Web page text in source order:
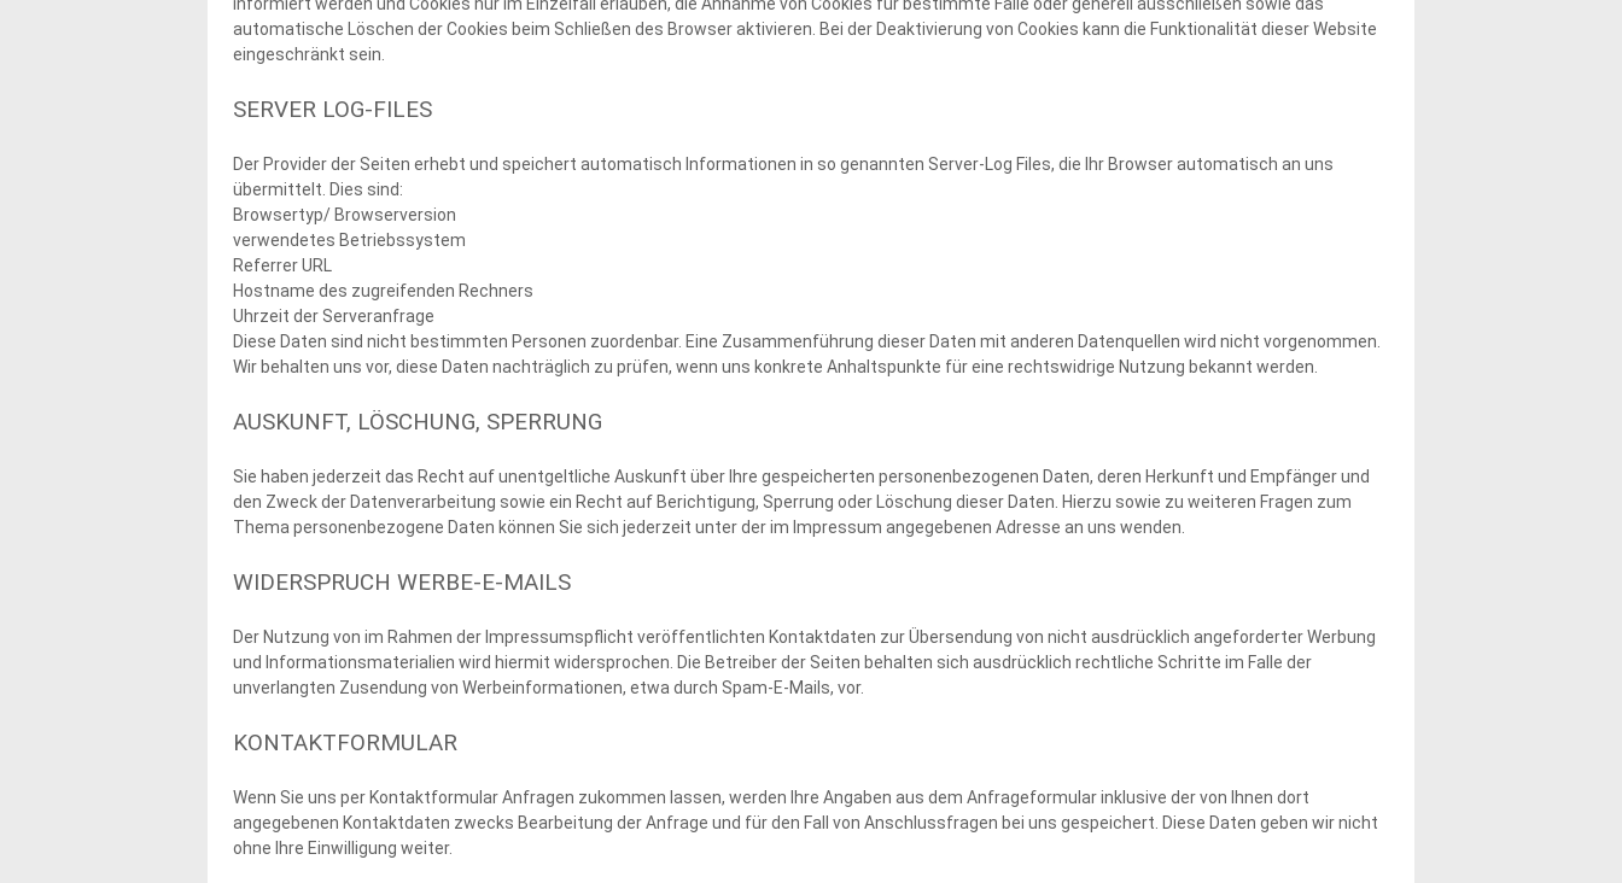
automatische Löschen der Cookies beim Schließen des Browser aktivieren. Bei der Deaktivierung von Cookies kann die Funktionalität dieser Website
eingeschränkt sein.
SERVER LOG-FILES
Der Provider der Seiten erhebt und speichert automatisch Informationen in so genannten Server-Log Files, die Ihr Browser automatisch an uns
übermittelt. Dies sind:
Browsertyp/ Browserversion
verwendetes Betriebssystem
Referrer URL
Hostname des zugreifenden Rechners
Uhrzeit der Serveranfrage
Diese Daten sind nicht bestimmten Personen zuordenbar. Eine Zusammenführung dieser Daten mit anderen Datenquellen wird nicht vorgenommen.
Wir behalten uns vor, diese Daten nachträglich zu prüfen, wenn uns konkrete Anhaltspunkte für eine rechtswidrige Nutzung bekannt werden.
AUSKUNFT, LÖSCHUNG, SPERRUNG
Sie haben jederzeit das Recht auf unentgeltliche Auskunft über Ihre gespeicherten personenbezogenen Daten, deren Herkunft und Empfänger und
den Zweck der Datenverarbeitung sowie ein Recht auf Berichtigung, Sperrung oder Löschung dieser Daten. Hierzu sowie zu weiteren Fragen zum
Thema personenbezogene Daten können Sie sich jederzeit unter der im Impressum angegebenen Adresse an uns wenden.
WIDERSPRUCH WERBE-E-MAILS
Der Nutzung von im Rahmen der Impressumspflicht veröffentlichten Kontaktdaten zur Übersendung von nicht ausdrücklich angeforderter Werbung
und Informationsmaterialien wird hiermit widersprochen. Die Betreiber der Seiten behalten sich ausdrücklich rechtliche Schritte im Falle der
unverlangten Zusendung von Werbeinformationen, etwa durch Spam-E-Mails, vor.
KONTAKTFORMULAR
Wenn Sie uns per Kontaktformular Anfragen zukommen lassen, werden Ihre Angaben aus dem Anfrageformular inklusive der von Ihnen dort
angegebenen Kontaktdaten zwecks Bearbeitung der Anfrage und für den Fall von Anschlussfragen bei uns gespeichert. Diese Daten geben wir nicht
ohne Ihre Einwilligung weiter.